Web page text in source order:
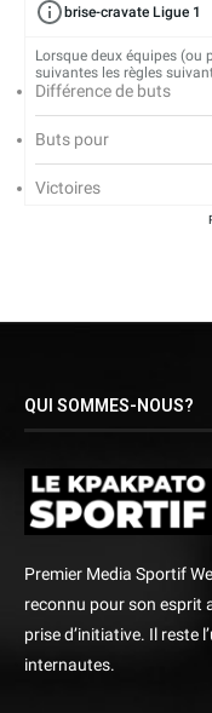
brise-cravate Ligue 1
Lorsque deux équipes (ou
suivantes les règles
Différence de buts
Buts pour
Victoires
QUI SOMMES-NOUS?
Premier Media Sportif
reconnu pour son esprit
prise d’initiative. Il reste
internautes.